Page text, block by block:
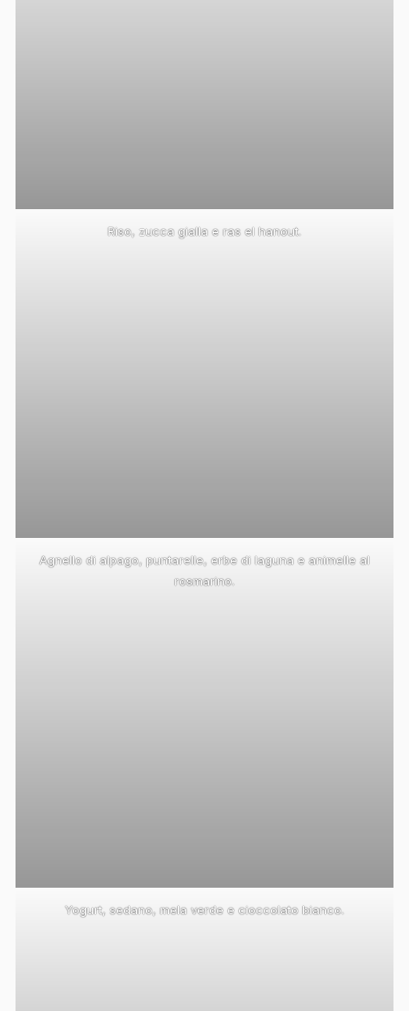
Riso, zucca gialla e ras el hanout.
Agnello di alpago, puntarelle, erbe di laguna e animelle al
rosmarino.
Yogurt, sedano, mela verde e cioccolato bianco.